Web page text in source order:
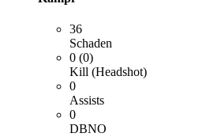
36
Schaden
0 (0)
Kill (Headshot)
0
Assists
0
DBNO